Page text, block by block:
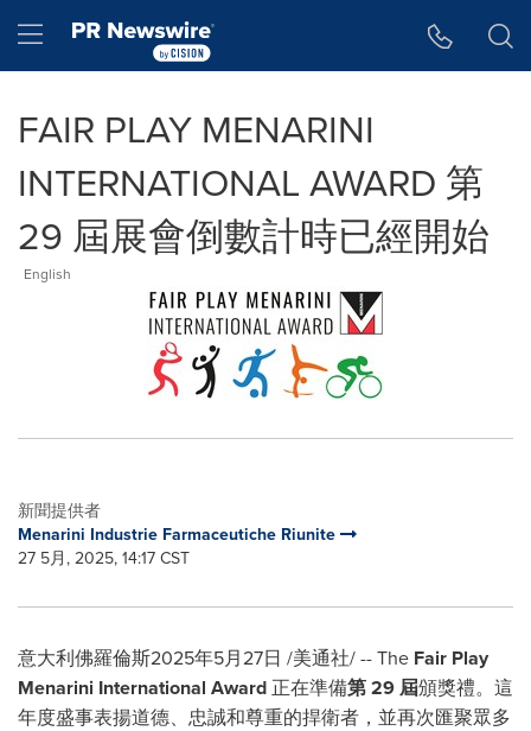
Hamburger menu
FAIR PLAY MENARINI
INTERNATIONAL AWARD 第
29 屆展會倒數計時已經開始
English
新聞提供者
Menarini Industrie Farmaceutiche Riunite
27 5月, 2025, 14:17 CST
意大利佛羅倫斯2025年5月27日 /美通社/ -- The Fair Play
Menarini International Award 正在準備第 29 屆頒獎禮。這
年度盛事表揚道德、忠誠和尊重的捍衛者，並再次匯聚眾多